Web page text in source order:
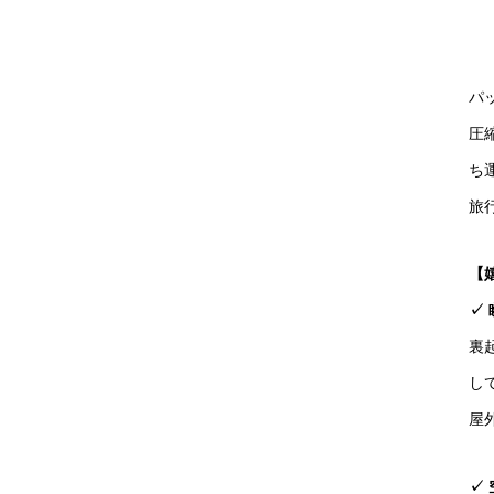
パ
圧
ち
旅
✓
裏
し
屋
✓